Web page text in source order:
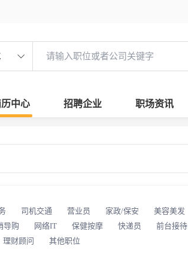
中心 招聘企业 职场资讯
司机交通 营业员 家政/保安 美容美发
导购 网络IT 保健按摩 快递员 前台接待
理财顾问 其他职位